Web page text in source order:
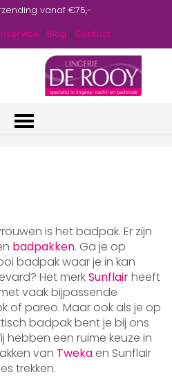
vanaf €75,-
| Blog | Contact
is het badpak. Er zijn
badpakken. Ga je op
badpak waar je in kan
Het merkSunflairheeft
vaak bijpassende
of pareo. Maar ook als je op
badpak bent je bij ons
hebben een ruime keuze in
van Tweka en Sunflair
trekken.